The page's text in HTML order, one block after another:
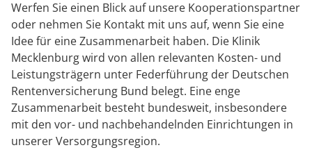
Werfen Sie einen Blick auf unsere Kooperationspartner
oder nehmen Sie Kontakt mit uns auf, wenn Sie eine
Idee für eine Zusammenarbeit haben. Die Klinik
Mecklenburg wird von allen relevanten Kosten- und
Leistungsträgern unter Federführung der Deutschen
Rentenversicherung Bund belegt. Eine enge
Zusammenarbeit besteht bundesweit, insbesondere
mit den vor- und nachbehandelnden Einrichtungen in
unserer Versorgungsregion.